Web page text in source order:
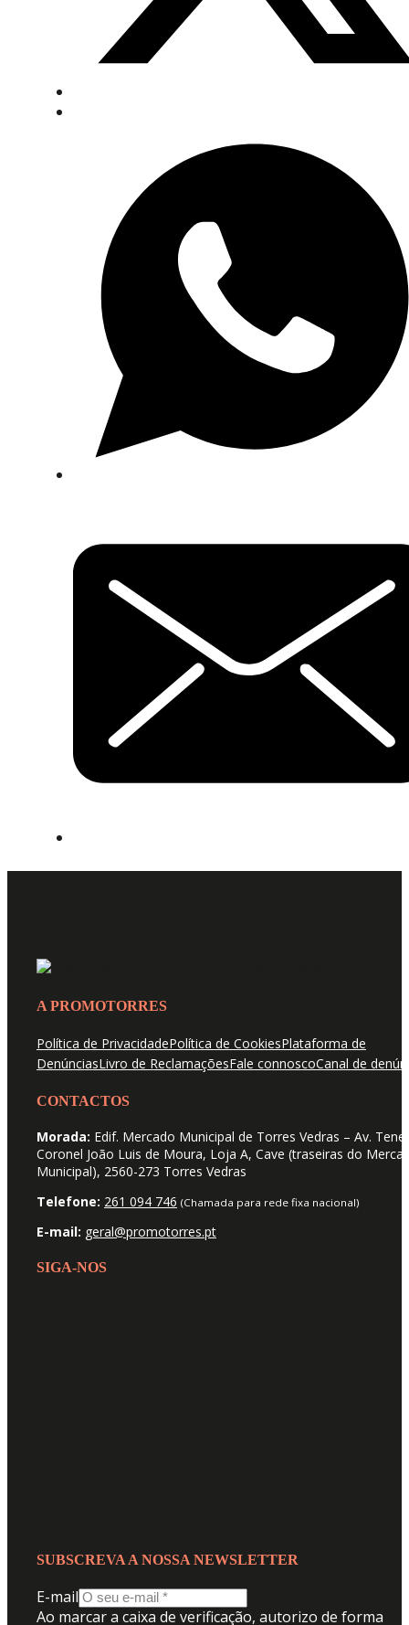
A PROMOTORRES
Política de PrivacidadePolítica de CookiesPlataforma de
DenúnciasLivro de ReclamaçõesFale connoscoCanal de
CONTACTOS
Morada: Edif. Mercado Municipal de Torres Vedras – Av.
Coronel João Luis de Moura, Loja A, Cave (traseiras do
Municipal), 2560-273 Torres Vedras
Telefone: 261 094 746 (Chamada para rede fixa nacional)
E-mail: geral@promotorres.pt
SIGA-NOS
SUBSCREVA A NOSSA NEWSLETTER
E-mail
Ao marcar a caixa de verificação, autorizo de forma